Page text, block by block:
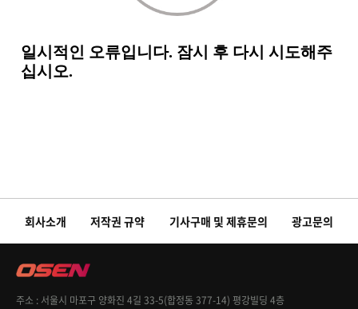
회사소개 저작권 규약 기사구매 및 제휴문의 광고문의
주소 서울시 마포구 양화진 4길 33-5(합정동 377-14) 평강빌딩 4층